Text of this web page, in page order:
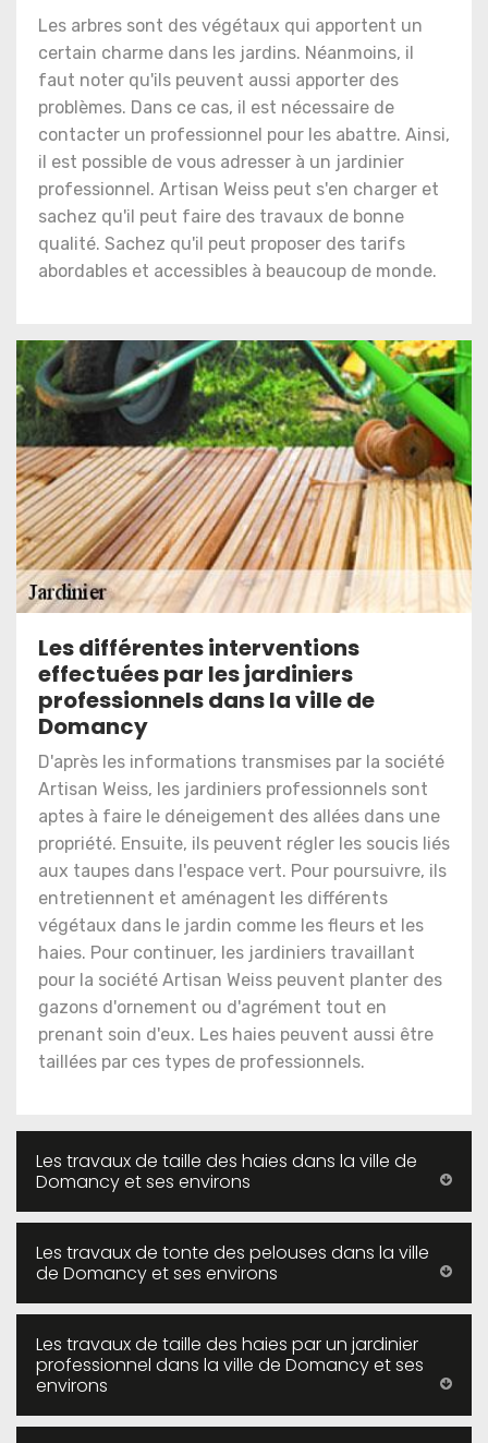
Les arbres sont des végétaux qui apportent un
certain charme dans les jardins. Néanmoins, il
faut noter qu'ils peuvent aussi apporter des
problèmes. Dans ce cas, il est nécessaire de
contacter un professionnel pour les abattre. Ainsi,
il est possible de vous adresser à un jardinier
professionnel. Artisan Weiss peut s'en charger et
sachez qu'il peut faire des travaux de bonne
qualité. Sachez qu'il peut proposer des tarifs
abordables et accessibles à beaucoup de monde.
Les différentes interventions
effectuées par les jardiniers
professionnels dans la ville de
Domancy
D'après les informations transmises par la société
Artisan Weiss, les jardiniers professionnels sont
aptes à faire le déneigement des allées dans une
propriété. Ensuite, ils peuvent régler les soucis liés
aux taupes dans l'espace vert. Pour poursuivre, ils
entretiennent et aménagent les différents
végétaux dans le jardin comme les fleurs et les
haies. Pour continuer, les jardiniers travaillant
pour la société Artisan Weiss peuvent planter des
gazons d'ornement ou d'agrément tout en
prenant soin d'eux. Les haies peuvent aussi être
taillées par ces types de professionnels.
Les travaux de taille des haies dans la ville de
Domancy et ses environs
Les travaux de tonte des pelouses dans la ville
de Domancy et ses environs
Les travaux de taille des haies par un jardinier
professionnel dans la ville de Domancy et ses
environs